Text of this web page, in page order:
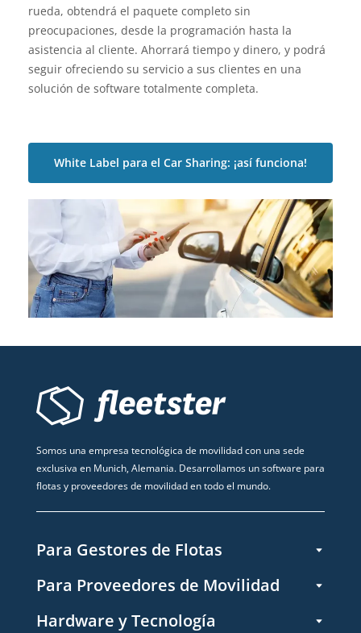
rueda, obtendrá el paquete completo sin
preocupaciones, desde la programación hasta la
asistencia al cliente. Ahorrará tiempo y dinero, y podrá
seguir ofreciendo su servicio a sus clientes en una
solución de software totalmente completa.
White Label para el Car Sharing: ¡así funciona!
Somos una empresa tecnológica de movilidad con una sede
exclusiva en Munich, Alemania. Desarrollamos un software para
flotas y proveedores de movilidad en todo el mundo.
Para Gestores de Flotas
Para Proveedores de Movilidad
Hardware y Tecnología